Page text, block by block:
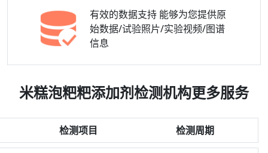
有效的数据支持 能够为您提供原
始数据/试验照片/实验视频/图谱
信息
米糕泡粑粑添加剂检测机构更多服务
检测项目 检测周期